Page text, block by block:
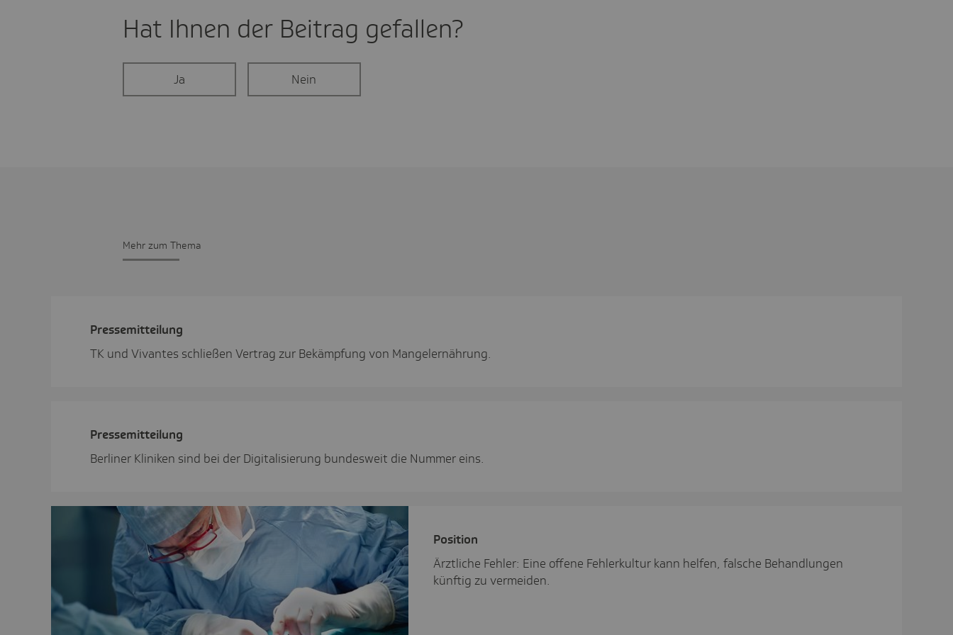
Hat Ihnen der Beitrag gefal­len?
Ja Nein
Mehr zum Thema
Pres­se­mit­tei­lung
TK und Vivantes schließen Vertrag zur Bekämpfung von Mangelernährung.
Pres­se­mit­tei­lung
Berliner Kliniken sind bei der Digitalisierung bundesweit die Nummer eins.
Posi­tion
Ärztliche Fehler: Eine offene Fehlerkultur kann helfen, falsche Behandlungen
künftig zu vermeiden.